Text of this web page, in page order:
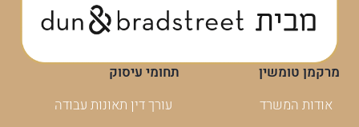
מרקמן טומשין
אודות המשרד
תחומי עיסוק
עורך דין תאונות עבודה